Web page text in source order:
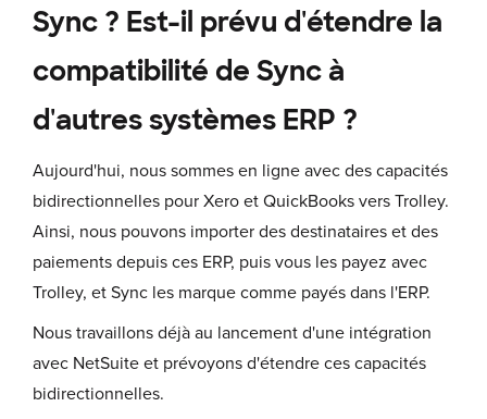
Sync ? Est-il prévu d'étendre la
compatibilité de Sync à
d'autres systèmes ERP ?
Aujourd'hui, nous sommes en ligne avec des capacités
bidirectionnelles pour Xero et QuickBooks vers Trolley.
Ainsi, nous pouvons importer des destinataires et des
paiements depuis ces ERP, puis vous les payez avec
Trolley, et Sync les marque comme payés dans l'ERP.
Nous travaillons déjà au lancement d'une intégration
avec NetSuite et prévoyons d'étendre ces capacités
bidirectionnelles.